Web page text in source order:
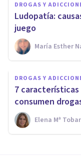
DROGAS Y
Ludopatía:
juego
María Esther
DROGAS Y
7
consumen
Elena Mª